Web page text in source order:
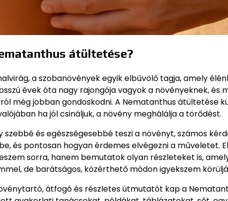
átültetése?
a szobanövények egyik elbűvölő tagja, amely
évek óta nagy rajongója vagyok a növényeknek, és
még jobban gondoskodni. A Nematanthus átültetése
ha jól csináljuk, a növény meghálálja a törődést.
és egészségesebbé teszi a növényt, számos
és pontosan hogyan érdemes elvégezni a műveletet.
sorra, hanem bemutatok olyan részleteket is,
de barátságos, közérthető módon igyekszem
átfogó és részletes útmutatót kap a